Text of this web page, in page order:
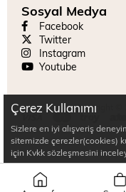
Sosyal Medya
Facebook
Twitter
Instagram
Youtube
Copyright ©
Çerez Kullanımı
Sizlere en iyi alışveriş
sitemizde çerezler(cookies)
için Kvkk sözleşmesini